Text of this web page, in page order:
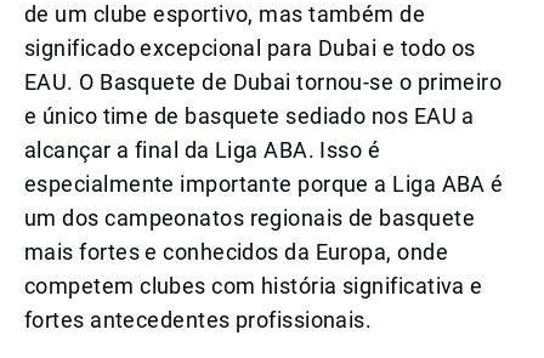
de um clube esportivo, mas também de
significado excepcional para Dubai e todo os
EAU. O Basquete de Dubai tornou-se o primeiro
e único time de basquete sediado nos EAU a
alcançar a final da Liga ABA. Isso é
especialmente importante porque a Liga ABA é
um dos campeonatos regionais de basquete
mais fortes e conhecidos da Europa, onde
competem clubes com história significativa e
fortes antecedentes profissionais.